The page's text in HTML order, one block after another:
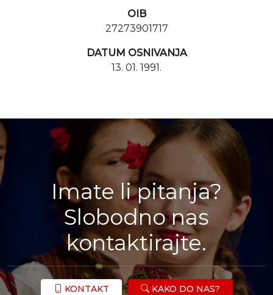
OIB
27273901717
DATUM OSNIVANJA
13. 01. 1991.
Imate li pitanja?
Slobodno nas
kontaktirajte.
KONTAKT KAKO DO NAS?